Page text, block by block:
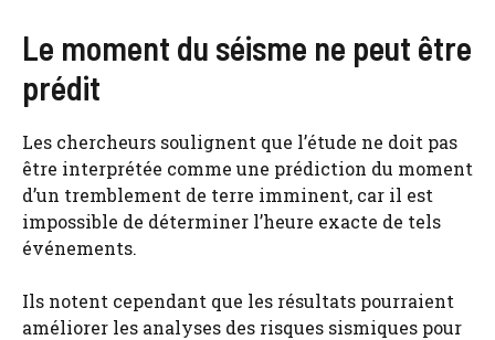
Le moment du séisme ne peut être
prédit
Les chercheurs soulignent que l’étude ne doit pas
être interprétée comme une prédiction du moment
d’un tremblement de terre imminent, car il est
impossible de déterminer l’heure exacte de tels
événements.
Ils notent cependant que les résultats pourraient
améliorer les analyses des risques sismiques pour